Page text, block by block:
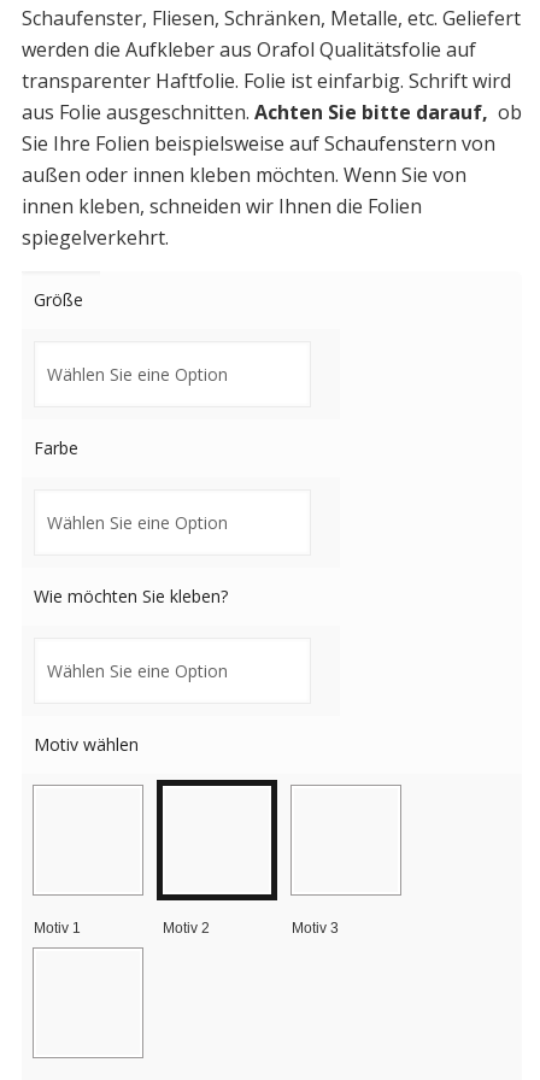
Schaufenster, Fliesen, Schränken, Metalle, etc. Geliefert
werden die Aufkleber aus Orafol Qualitätsfolie auf
transparenter Haftfolie. Folie ist einfarbig. Schrift wird
aus Folie ausgeschnitten. Achten Sie bitte darauf, ob
Sie Ihre Folien beispielsweise auf Schaufenstern von
außen oder innen kleben möchten. Wenn Sie von
innen kleben, schneiden wir Ihnen die Folien
spiegelverkehrt.
Größe
Farbe
Wie möchten Sie kleben?
Motiv wählen
Motiv 1 Motiv 2 Motiv 3